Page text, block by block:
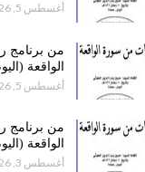
أغسطس 5, 2026
من برنامج
الواقعة
أغسطس 5, 2026
من برنامج
الواقعة
أغسطس 3, 2026